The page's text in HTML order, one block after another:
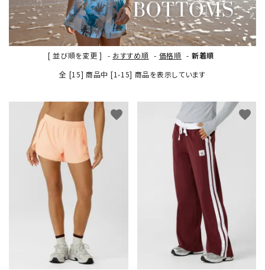
新着商品
アイテムから探す
INFORMATIOM
[ 並び順を変更 ] - おすすめ順 - 価格順 - 新着順
全 [15] 商品中 [1-15] 商品を表示しています
favorite favorite